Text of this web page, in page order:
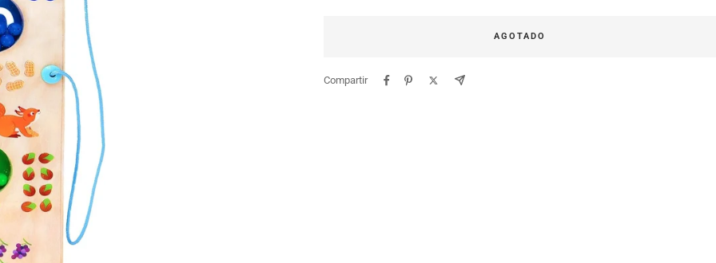
AGOTADO
Compartir